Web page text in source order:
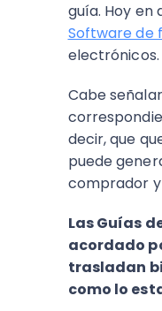
guía. Hoy
Software de
electrónicos.
Cabe
decir, que
puede
comprador
Las Guías
acordado
trasladan
como lo